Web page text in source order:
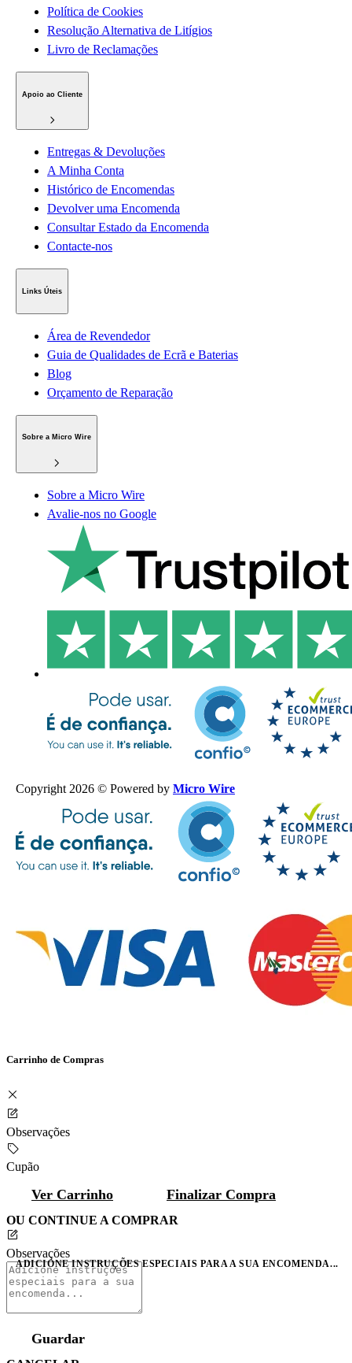
Política de Cookies
Resolução Alternativa de Litígios
Livro de Reclamações
Apoio ao Cliente
Entregas & Devoluções
A Minha Conta
Histórico de Encomendas
Devolver uma Encomenda
Consultar Estado da Encomenda
Contacte-nos
Links Úteis
Área de Revendedor
Guia de Qualidades de Ecrã e Baterias
Blog
Orçamento de Reparação
Sobre a Micro Wire
Sobre a Micro Wire
Avalie-nos no Google
Copyright 2026 © Powered by Micro Wire
Carrinho de Compras
Observações
Cupão
Ver Carrinho Finalizar Compra
OU CONTINUE A COMPRAR
Observações
ADICIONE INSTRUÇÕES ESPECIAIS PARA A SUA ENCOMENDA...
Guardar